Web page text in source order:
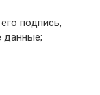
подпись,
данные;